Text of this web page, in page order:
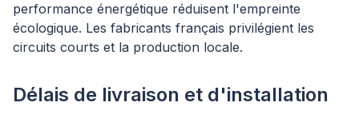
performance énergétique réduisent l'empreinte
écologique. Les fabricants français privilégient les
circuits courts et la production locale.
Délais de livraison et d'installation